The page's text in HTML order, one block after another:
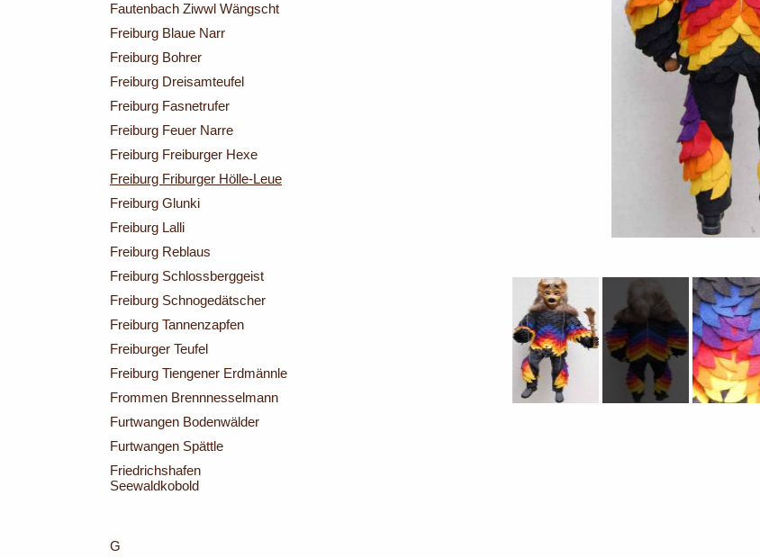
Fautenbach Ziwwl Wängscht
Freiburg Blaue Narr
Freiburg Bohrer
Freiburg Dreisamteufel
Freiburg Fasnetrufer
Freiburg Feuer Narre
Freiburg Freiburger Hexe
Freiburg Friburger Hölle-Leue
Freiburg Glunki
Freiburg Lalli
Freiburg Reblaus
Freiburg Schlossberggeist
Freiburg Schnogedätscher
Freiburg Tannenzapfen
Freiburger Teufel
Freiburg Tiengener Erdmännle
Frommen Brennnesselmann
Furtwangen Bodenwälder
Furtwangen Spättle
Friedrichshafen
Seewaldkobold
G